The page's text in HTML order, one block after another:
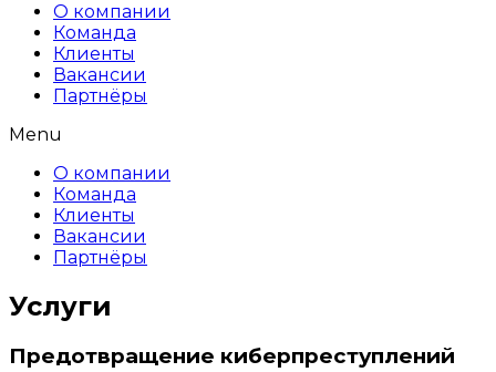
О компании
Команда
Клиенты
Вакансии
Партнёры
Menu
О компании
Команда
Клиенты
Вакансии
Партнёры
Услуги
Предотвращение киберпреступлений